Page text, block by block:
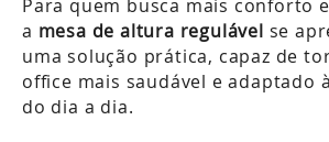
Para quem busca mais conforto
a mesa de altura regulável se
uma solução prática, capaz de
office mais saudável e adaptado
do dia a dia.